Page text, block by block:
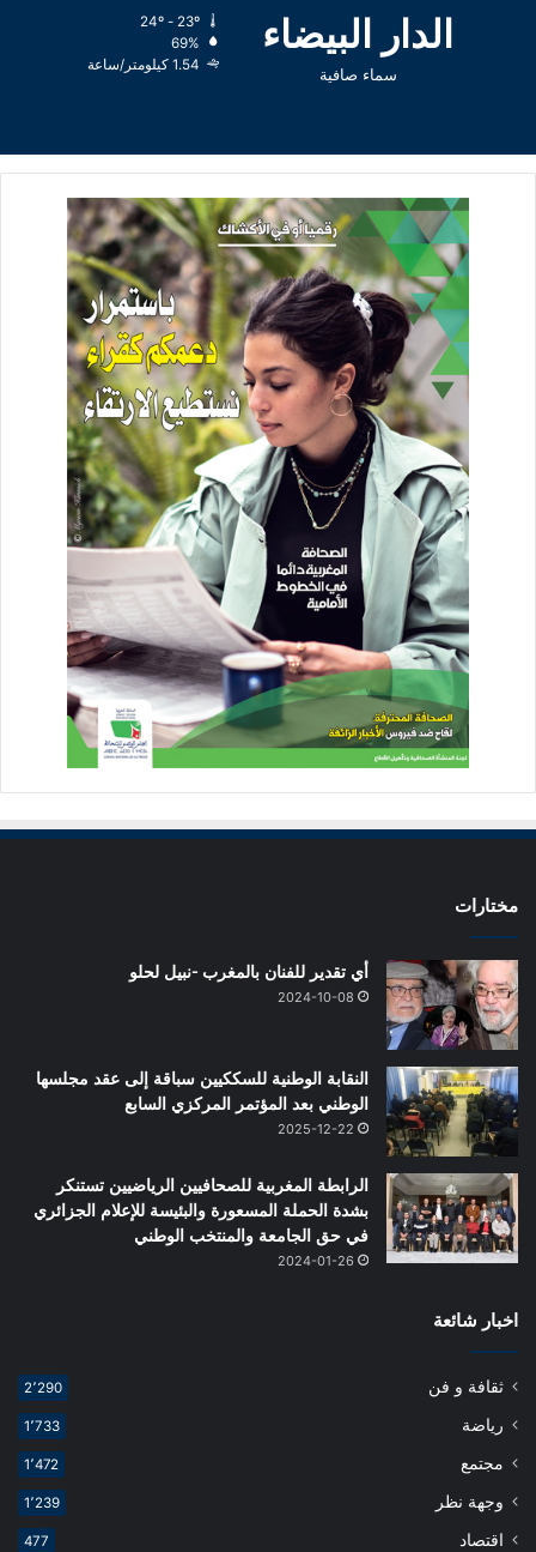
الدار البيضاء
سماء صافية
69%
1.54 كيلومتر/ساعة
مختارات
أي تقدير للفنان بالمغرب -نبيل لحلو
2024-10-08
النقابة الوطنية للسككيين سباقة إلى عقد مجلسها
الوطني بعد المؤتمر المركزي السابع
2025-12-22
الرابطة المغربية للصحافيين الرياضيين تستنكر
بشدة الحملة المسعورة والبئيسة للإعلام الجزائري
في حق الجامعة والمنتخب الوطني
2024-01-26
اخبار شائعة
ثقافة و فن 2٬290
رياضة 1٬733
مجتمع 1٬472
وجهة نظر 1٬239
اقتصاد 477